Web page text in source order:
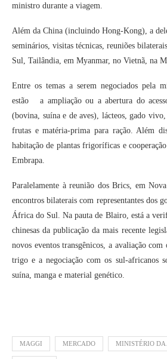
ministro durante a viagem.
Além da China (incluindo Hong-Kong), a
seminários, visitas técnicas, reuniões
Sul, Tailândia, em Myanmar, no Vietnã, na
Entre os temas a serem negociados pela
estão a ampliação ou a abertura do
(bovina, suína e de aves), lácteos, gado
frutas e matéria-prima para ração. Além
habitação de plantas frigoríficas e
Embrapa.
Paralelamente à reunião dos Brics, em
encontros bilaterais com representantes dos
África do Sul. Na pauta de Blairo, está a
chinesas da publicação da mais recente
novos eventos transgênicos, a avaliação com
trigo e a negociação com os sul-africanos
suína, manga e material genético.
MAGGI MERCADO MINISTÉRIO DA